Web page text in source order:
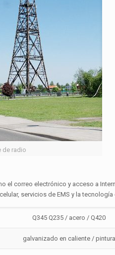
de radio
el correo electrónico y acceso a
servicios de EMS y la
Q345 Q235 / acero / Q420
galvanizado en caliente / pintura